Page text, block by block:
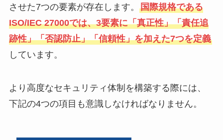
させた7つの要素が存在します。 国際規格である
ISO/IEC 27000では、3要素に「真正性」「責任追
跡性」「否認防止」「信頼性」を加えた7つを定義
しています。
より高度なセキュリティ体制を構築する際には、
下記の4つの項目も意識しなければなりません。